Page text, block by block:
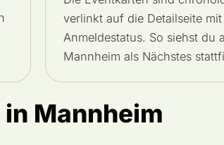
verlinkt auf die Detailseite
Anmeldestatus. So siehst
Mannheim als Nächstes
Mannheim